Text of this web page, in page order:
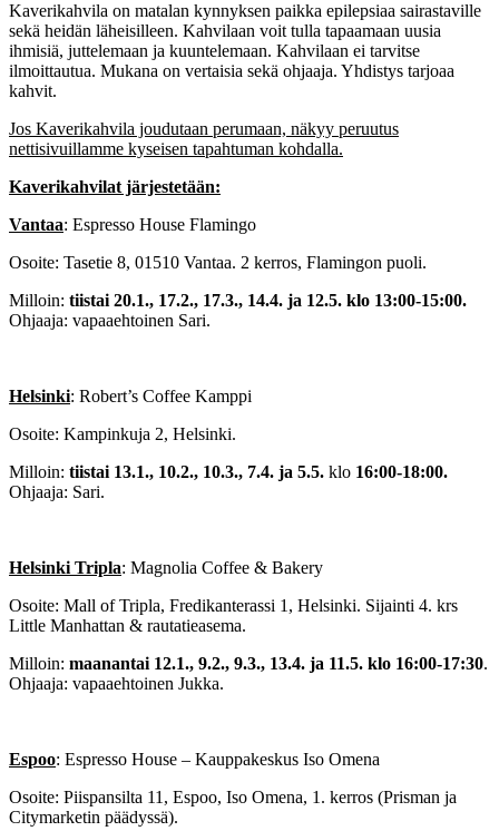
Kaverikahvila on matalan kynnyksen paikka epilepsiaa sairastaville
sekä heidän läheisilleen. Kahvilaan voit tulla tapaamaan uusia
ihmisiä, juttelemaan ja kuuntelemaan. Kahvilaan ei tarvitse
ilmoittautua. Mukana on vertaisia sekä ohjaaja. Yhdistys tarjoaa
kahvit.
Jos Kaverikahvila joudutaan perumaan, näkyy peruutus
nettisivuillamme kyseisen tapahtuman kohdalla.
Kaverikahvilat järjestetään:
Vantaa: Espresso House Flamingo
Osoite: Tasetie 8, 01510 Vantaa. 2 kerros, Flamingon puoli.
Milloin: tiistai 20.1., 17.2., 17.3., 14.4. ja 12.5. klo 13:00-15:00.
Ohjaaja: vapaaehtoinen Sari.
Helsinki: Robert’s Coffee Kamppi
Osoite: Kampinkuja 2, Helsinki.
Milloin: tiistai 13.1., 10.2., 10.3., 7.4. ja 5.5. klo 16:00-18:00.
Ohjaaja: Sari.
Helsinki Tripla: Magnolia Coffee & Bakery
Osoite: Mall of Tripla, Fredikanterassi 1, Helsinki. Sijainti 4. krs
Little Manhattan & rautatieasema.
Milloin: maanantai 12.1., 9.2., 9.3., 13.4. ja 11.5. klo 16:00-17:30.
Ohjaaja: vapaaehtoinen Jukka.
Espoo: Espresso House – Kauppakeskus Iso Omena
Osoite: Piispansilta 11, Espoo, Iso Omena, 1. kerros (Prisman ja
Citymarketin päädyssä).